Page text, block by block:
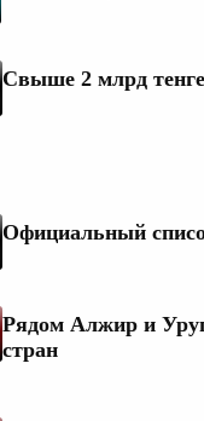
Свыше 2 млрд
Официальный
Рядом Алжир и
стран